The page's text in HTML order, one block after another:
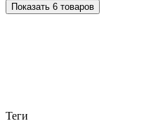
Показать 6 товаров
Теги